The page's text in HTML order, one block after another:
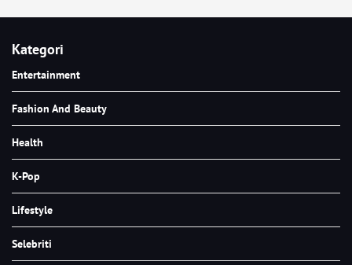
Kategori
Entertainment
Fashion And Beauty
Health
K-Pop
Lifestyle
Selebriti